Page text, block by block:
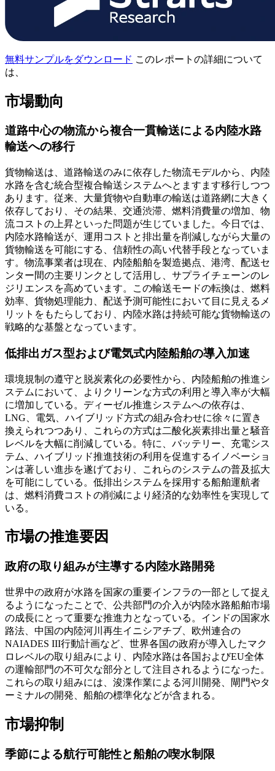
無料サンプルをダウンロード このレポートの詳細について
は、
市場動向
道路中心の物流から複合一貫輸送による内陸水路
輸送への移行
貨物輸送は、道路輸送のみに依存した物流モデルから、内陸
水路を含む統合型複合輸送システムへとますます移行しつつ
あります。従来、大量貨物や自動車の輸送は道路網に大きく
依存しており、その結果、交通渋滞、燃料消費量の増加、物
流コストの上昇といった問題が生じていました。今日では、
内陸水路輸送が、運用コストと排出量を削減しながら大量の
貨物輸送を可能にする、信頼性の高い代替手段となっていま
す。物流事業者は現在、内陸船舶を製造拠点、港湾、配送セ
ンター間の主要リンクとして活用し、サプライチェーンのレ
ジリエンスを高めています。この輸送モードの転換は、燃料
効率、貨物処理能力、配送予測可能性において目に見えるメ
リットをもたらしており、内陸水路は持続可能な貨物輸送の
戦略的な基盤となっています。
低排出ガス型および電気式内陸船舶の導入加速
環境規制の遵守と脱炭素化の必要性から、内陸船舶の推進シ
ステムにおいて、よりクリーンな方式の利用と導入率が大幅
に増加している。ディーゼル推進システムへの依存は、
LNG、電気、ハイブリッド方式の組み合わせに徐々に置き
換えられつつあり、これらの方式は二酸化炭素排出量と騒音
レベルを大幅に削減している。特に、バッテリー、充電シス
テム、ハイブリッド推進技術の利用を促進するイノベーショ
ンは著しい進歩を遂げており、これらのシステムの普及拡大
を可能にしている。低排出システムを採用する船舶運航者
は、燃料消費コストの削減により経済的な効率性を実現して
いる。
市場の推進要因
政府の取り組みが主導する内陸水路開発
世界中の政府が水路を国家の重要インフラの一部として捉え
るようになったことで、公共部門の介入が内陸水路船舶市場
の成長にとって重要な推進力となっている。インドの国家水
路法、中国の内陸河川再生イニシアチブ、欧州連合の
NAIADES III行動計画など、世界各国の政府が導入したマク
ロレベルの取り組みにより、内陸水路は各国およびEU全体
の運輸部門の不可欠な部分として注目されるようになった。
これらの取り組みには、浚渫作業による河川開発、閘門やタ
ーミナルの開発、船舶の標準化などが含まれる。
市場抑制
季節による航行可能性と船舶の喫水制限